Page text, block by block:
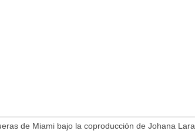
de Miami bajo la coproducción de Johana Lara